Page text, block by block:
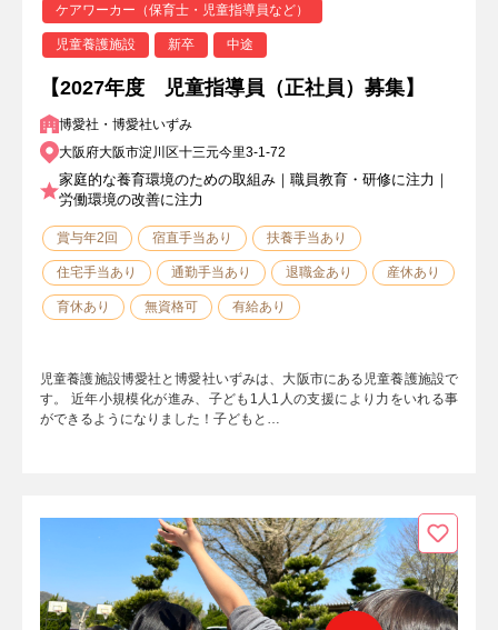
ケアワーカー（保育士・児童指導員など）
児童養護施設 新卒 中途
【2027年度 児童指導員（正社員）募集】
博愛社・博愛社いずみ
大阪府大阪市淀川区十三元今里3-1-72
家庭的な養育環境のための取組み｜職員教育・研修に注力｜
労働環境の改善に注力
賞与年2回 宿直手当あり 扶養手当あり
住宅手当あり 通勤手当あり 退職金あり 産休あり
育休あり 無資格可 有給あり
児童養護施設博愛社と博愛社いずみは、大阪市にある児童養護施設で
す。 近年小規模化が進み、子ども1人1人の支援により力をいれる事
ができるようになりました！子どもと…